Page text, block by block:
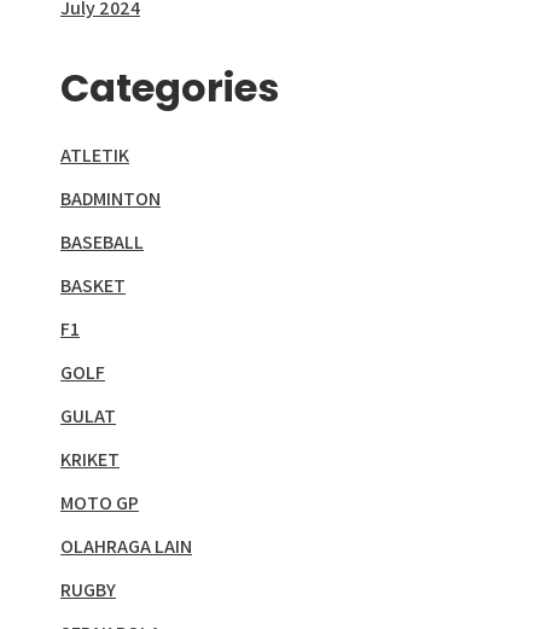
July 2024
Categories
ATLETIK
BADMINTON
BASEBALL
BASKET
F1
GOLF
GULAT
KRIKET
MOTO GP
OLAHRAGA LAIN
RUGBY